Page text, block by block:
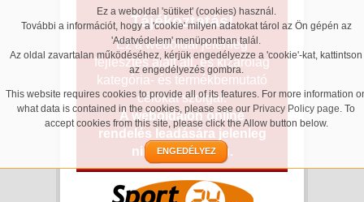
Ez a weboldal 'sütiket' (cookies) használ.
További a információt, hogy a 'cookie' milyen adatokat tárol az Ön gépén az
'Adatvédelem' menüpontban talál.
Az oldal zavartalan működéséhez, kérjük engedélyezze a 'cookie'-kat, kattintson
az engedélyezés gombra.
This website requires cookies to provide all of its features. For more information
what data is contained in the cookies, please see our Privacy Policy page. To
accept cookies from this site, please click the Allow button below.
ENGEDÉLYEZ
Tájékoztatás!
Ez a weboldal jelenleg
fejlesztés alatt áll, és kizárólag
kategória- és termékbemutató
célokat szolgál.
A weboldalon online
rendelés leadására jelenleg
nincs lehetőség.